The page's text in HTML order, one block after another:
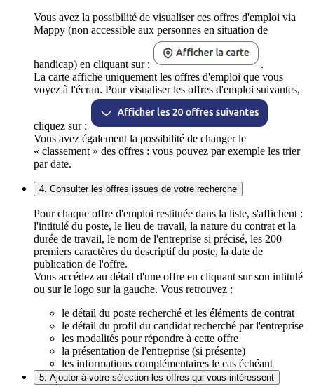
Vous avez la possibilité de visualiser ces offres d'emploi via
Mappy (non accessible aux personnes en situation de
handicap) en cliquant sur :
.
La carte affiche uniquement les offres d'emploi que vous
voyez à l'écran. Pour visualiser les offres d'emploi suivantes,
cliquez sur :
Vous avez également la possibilité de changer le
« classement » des offres : vous pouvez par exemple les trier
par date.
4. Consulter les offres issues de votre recherche
Pour chaque offre d'emploi restituée dans la liste, s'affichent :
l'intitulé du poste, le lieu de travail, la nature du contrat et la
durée de travail, le nom de l'entreprise si précisé, les 200
premiers caractères du descriptif du poste, la date de
publication de l'offre.
Vous accédez au détail d'une offre en cliquant sur son intitulé
ou sur le logo sur la gauche. Vous retrouvez :
le détail du poste recherché et les éléments de contrat
le détail du profil du candidat recherché par l'entreprise
les modalités pour répondre à cette offre
la présentation de l'entreprise (si présente)
les informations complémentaires le cas échéant
5. Ajouter à votre sélection les offres qui vous intéressent